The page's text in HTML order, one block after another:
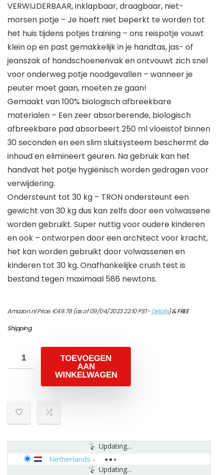
VERWIJDERBAAR, inklapbaar, draagbaar, niet-
morsen potje – Je hoeft niet beperkt te worden tot
het huis tijdens potjes training – ons reispotje vouwt
klein op en past gemakkelijk in je handtas, jas- of
jeanszak of handschoenenvak en ontvouwt zich snel
voor onderweg potje noodgevallen – wanneer je
peuter moet gaan, moeten ze gaan!
Gemaakt van 100% biologisch afbreekbare
materialen – Een zeer absorberende, biologisch
afbreekbare pad absorbeert 250 ml vloeistof binnen
30 seconden en een slim sluitsysteem beschermt de
inhoud en elimineert geuren. Na gebruik kan het
handvat het potje hygiënisch worden gedragen voor
verwijdering.
Ondersteunt tot 30 kg – TRON ondersteunt een
gewicht van 30 kg dus kan zelfs door een volwassene
worden gebruikt. Super nuttig voor oudere kinderen
en ook – ontworpen door een architect voor kracht,
het kan worden gebruikt door volwassenen en
kinderen tot 30 kg. Onafhankelijke crush test is
bestand tegen maximaal 586 newtons.
Amazon.nl Price:€49.78(as of 09/04/2023 22:10 PST-Details)&FREE
Shipping.
TOEVOEGEN
AAN
WINKELWAGEN
Updating...
Updating...
Netherlands -